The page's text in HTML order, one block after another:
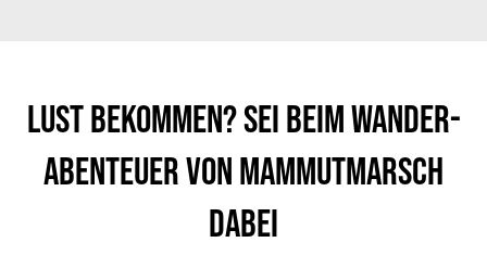
Lust bekommen? Sei beim Wander-
Abenteuer von Mammutmarsch
dabei